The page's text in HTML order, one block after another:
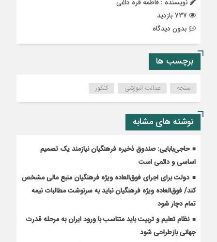
نویسنده : فاطمه قره داغی
بدون دیدگاه
برچسب ها
سنجه عدالت آموزشی کنکور
نوشته های مشابه
حاجی‌بابایی: صندوق ذخیره فرهنگیان نیازمند یک تصمیم
اساسی و دائمی است
دولت برای اجرای فوق‌العاده ویژه فرهنگیان منبع مالی مشخص
کند/ فوق‌العاده ویژه فرهنگیان نباید به سرنوشت مطالبات نیمه‌
تمام دچار شود
نظام تعلیم و تربیت باید متناسب با ورود ایران به مرحله قدرت
جهانی بازطراحی شود